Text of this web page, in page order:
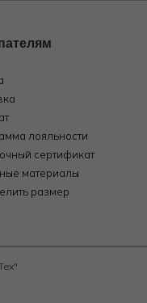
лояльности
сертификат
материалы
размер